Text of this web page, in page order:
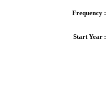
Frequency :
Start Year :